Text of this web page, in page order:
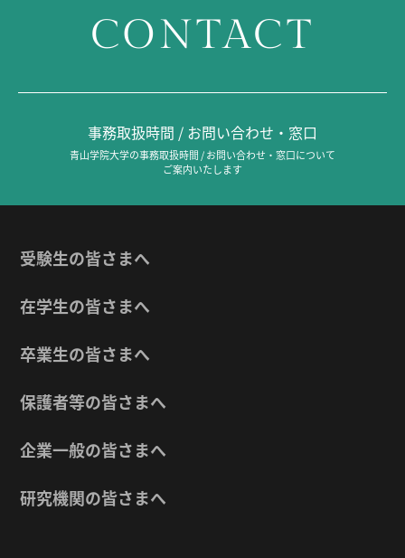
CONTACT
事務取扱時間 / お問い合わせ・窓口
青山学院大学の事務取扱時間 / お問い合わせ・窓口について
ご案内いたします
受験生の皆さまへ
在学生の皆さまへ
卒業生の皆さまへ
保護者等の皆さまへ
企業一般の皆さまへ
研究機関の皆さまへ